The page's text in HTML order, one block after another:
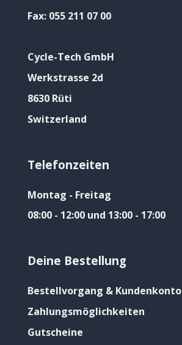
Fax: 055 211 07 00
Cycle-Tech GmbH
Werkstrasse 2d
8630 Rüti
Switzerland
Telefonzeiten
Montag - Freitag
08:00 - 12:00 und 13:00 - 17:00
Deine Bestellung
Bestellvorgang & Kundenkonto
Zahlungsmöglichkeiten
Gutscheine